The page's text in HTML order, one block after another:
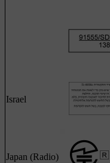
Israel
Japan (Radio)